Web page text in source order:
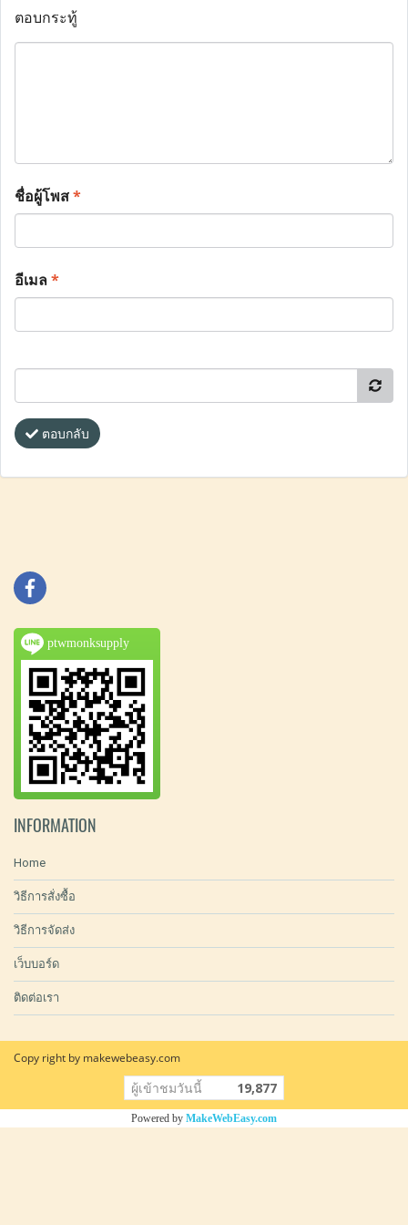
ตอบกระทู้
ชื่อผู้โพส*
อีเมล*
ตอบกลับ
ptwmonksupply
INFORMATION
Home
วิธีการสั่งซื้อ
วิธีการจัดส่ง
เว็บบอร์ด
ติดต่อเรา
Copy right by makewebeasy.com
ผู้เข้าชมวันนี้ 19,877
Powered by MakeWebEasy.com